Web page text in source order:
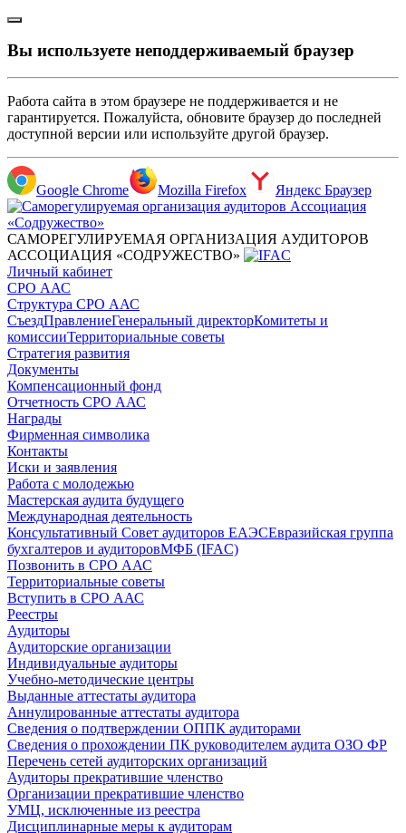
Вы используете неподдерживаемый браузер
Работа сайта в этом браузере не поддерживается и не
гарантируется. Пожалуйста, обновите браузер до последней
доступной версии или используйте другой браузер.
Google Chrome Mozilla Firefox Яндекс Браузер
САМОРЕГУЛИРУЕМАЯ ОРГАНИЗАЦИЯ АУДИТОРОВ
АССОЦИАЦИЯ «СОДРУЖЕСТВО»
Личный кабинет
СРО ААС
Структура СРО ААС
СъездПравлениеГенеральный директорКомитеты и
комиссииТерриториальные советы
Стратегия развития
Документы
Компенсационный фонд
Отчетность СРО ААС
Награды
Фирменная символика
Контакты
Иски и заявления
Работа с молодежью
Мастерская аудита будущего
Международная деятельность
Консультативный Совет аудиторов ЕАЭСЕвразийская группа
бухгалтеров и аудиторовМФБ (IFAC)
Позвонить в СРО ААС
Территориальные советы
Вступить в СРО ААС
Реестры
Аудиторы
Аудиторские организации
Индивидуальные аудиторы
Учебно-методические центры
Выданные аттестаты аудитора
Аннулированные аттестаты аудитора
Сведения о подтверждении ОППК аудиторами
Сведения о прохождении ПК руководителем аудита ОЗО ФР
Перечень сетей аудиторских организаций
Аудиторы прекратившие членство
Организации прекратившие членство
УМЦ, исключенные из реестра
Дисциплинарные меры к аудиторам